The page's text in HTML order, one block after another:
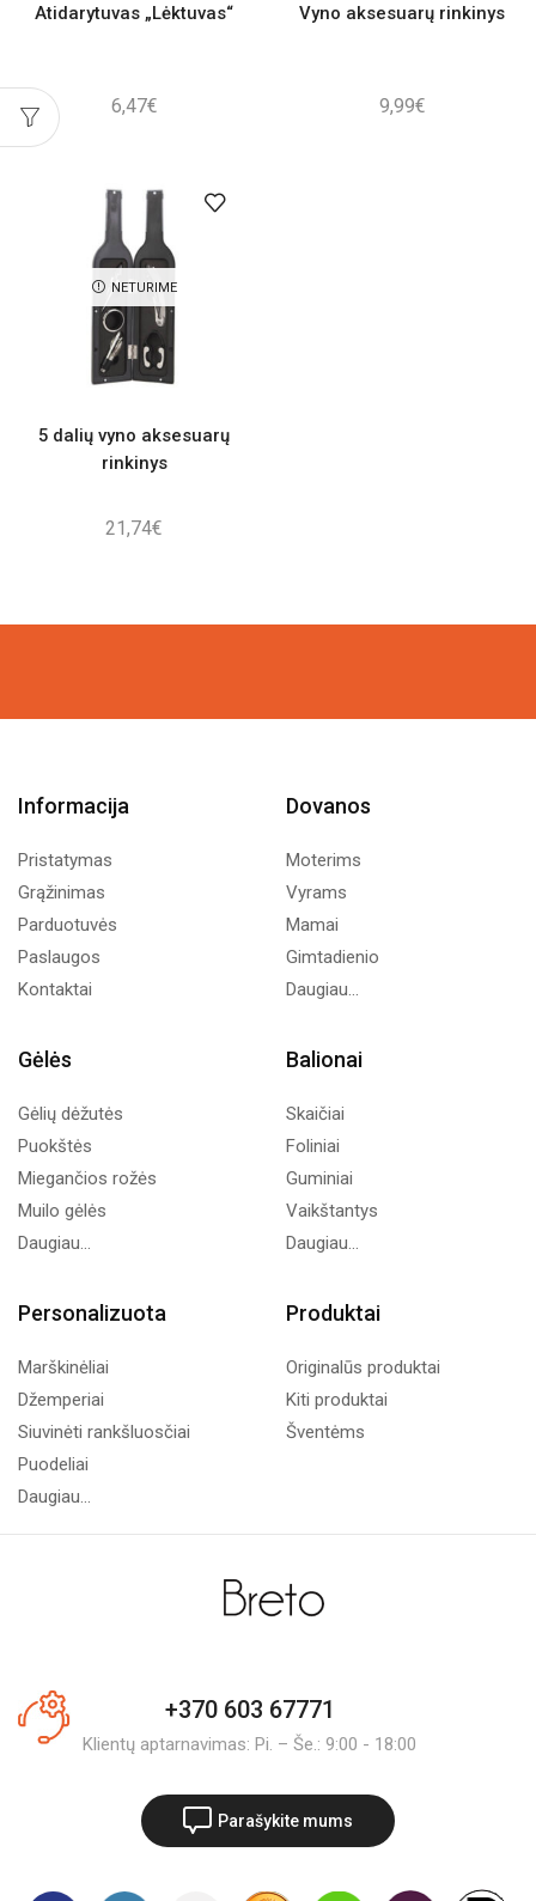
Atidarytuvas „Lėktuvas“
6,47€
Vyno aksesuarų rinkinys
9,99€
NETURIME
5 dalių vyno aksesuarų
rinkinys
21,74€
Informacija
Pristatymas
Grąžinimas
Parduotuvės
Paslaugos
Kontaktai
Dovanos
Moterims
Vyrams
Mamai
Gimtadienio
Daugiau...
Gėlės
Gėlių dėžutės
Puokštės
Miegančios rožės
Muilo gėlės
Daugiau...
Balionai
Skaičiai
Foliniai
Guminiai
Vaikštantys
Daugiau...
Personalizuota
Marškinėliai
Džemperiai
Siuvinėti rankšluosčiai
Puodeliai
Daugiau...
Produktai
Originalūs produktai
Kiti produktai
Šventėms
+370 603 67771
Klientų aptarnavimas: Pi. – Še.: 9:00 - 18:00
Parašykite mums